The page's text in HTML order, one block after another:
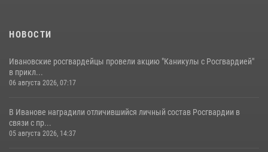
НОВОСТИ
Ивановские росгвардейцы провели акцию "Каникулы с Росгвардией"
в прикл...
06 августа 2026, 07:17
В Иванове наградили отличившийся личный состав Росгвардии в
связи с пр...
05 августа 2026, 14:37